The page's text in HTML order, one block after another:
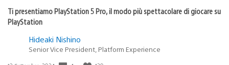
Ti presentiamo PlayStation 5 Pro, il modo più spettacolare di giocare su
PlayStation
Hideaki Nishino
Senior Vice President, Platform Experience